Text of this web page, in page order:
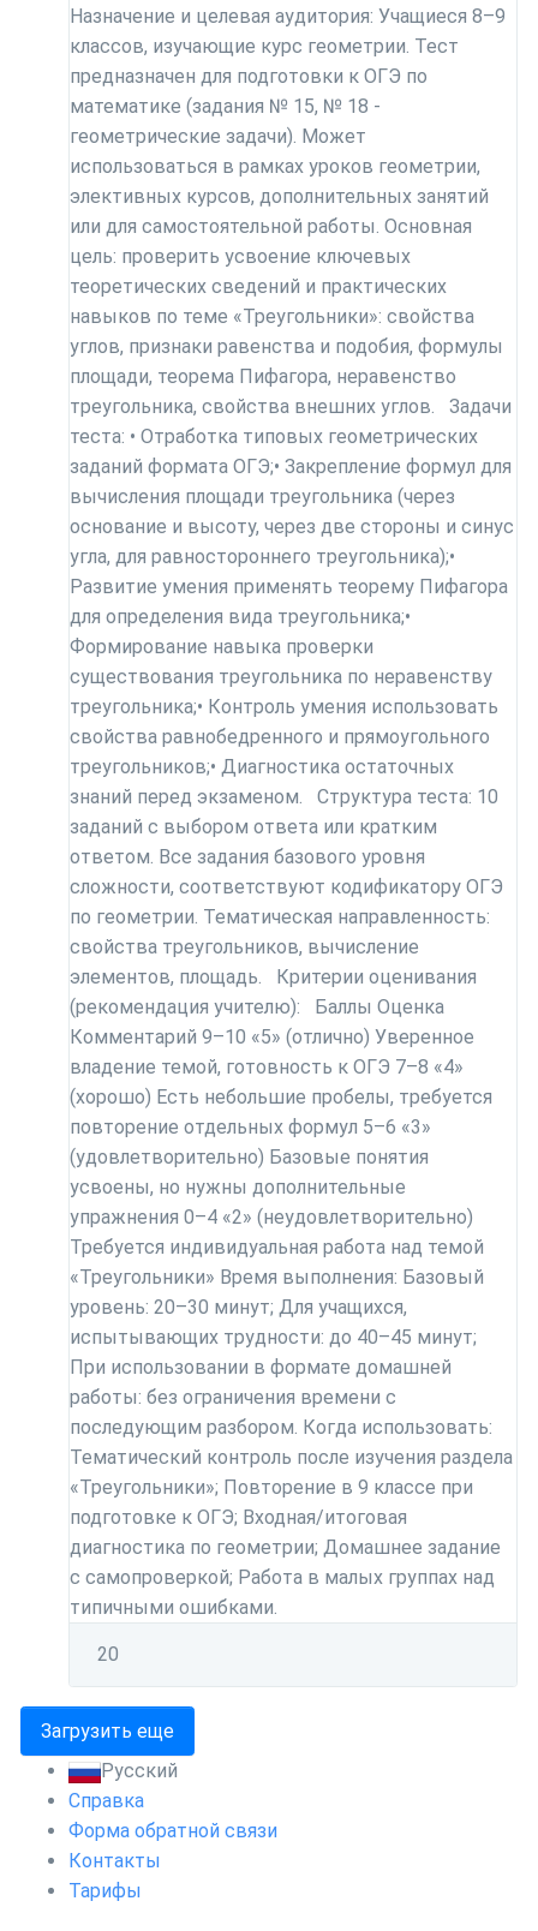
Назначение и целевая аудитория: Учащиеся 8–9
классов, изучающие курс геометрии. Тест
предназначен для подготовки к ОГЭ по
математике (задания № 15, № 18 -
геометрические задачи). Может
использоваться в рамках уроков геометрии,
элективных курсов, дополнительных занятий
или для самостоятельной работы. Основная
цель: проверить усвоение ключевых
теоретических сведений и практических
навыков по теме «Треугольники»: свойства
углов, признаки равенства и подобия, формулы
площади, теорема Пифагора, неравенство
треугольника, свойства внешних углов. Задачи
теста: • Отработка типовых геометрических
заданий формата ОГЭ;• Закрепление формул для
вычисления площади треугольника (через
основание и высоту, через две стороны и синус
угла, для равностороннего треугольника);•
Развитие умения применять теорему Пифагора
для определения вида треугольника;•
Формирование навыка проверки
существования треугольника по неравенству
треугольника;• Контроль умения использовать
свойства равнобедренного и прямоугольного
треугольников;• Диагностика остаточных
знаний перед экзаменом. Структура теста: 10
заданий с выбором ответа или кратким
ответом. Все задания базового уровня
сложности, соответствуют кодификатору ОГЭ
по геометрии. Тематическая направленность:
свойства треугольников, вычисление
элементов, площадь. Критерии оценивания
(рекомендация учителю): Баллы Оценка
Комментарий 9–10 «5» (отлично) Уверенное
владение темой, готовность к ОГЭ 7–8 «4»
(хорошо) Есть небольшие пробелы, требуется
повторение отдельных формул 5–6 «3»
(удовлетворительно) Базовые понятия
усвоены, но нужны дополнительные
упражнения 0–4 «2» (неудовлетворительно)
Требуется индивидуальная работа над темой
«Треугольники» Время выполнения: Базовый
уровень: 20–30 минут; Для учащихся,
испытывающих трудности: до 40–45 минут;
При использовании в формате домашней
работы: без ограничения времени с
последующим разбором. Когда использовать:
Тематический контроль после изучения раздела
«Треугольники»; Повторение в 9 классе при
подготовке к ОГЭ; Входная/итоговая
диагностика по геометрии; Домашнее задание
с самопроверкой; Работа в малых группах над
типичными ошибками.
20
Загрузить еще
Русский
Справка
Форма обратной связи
Контакты
Тарифы